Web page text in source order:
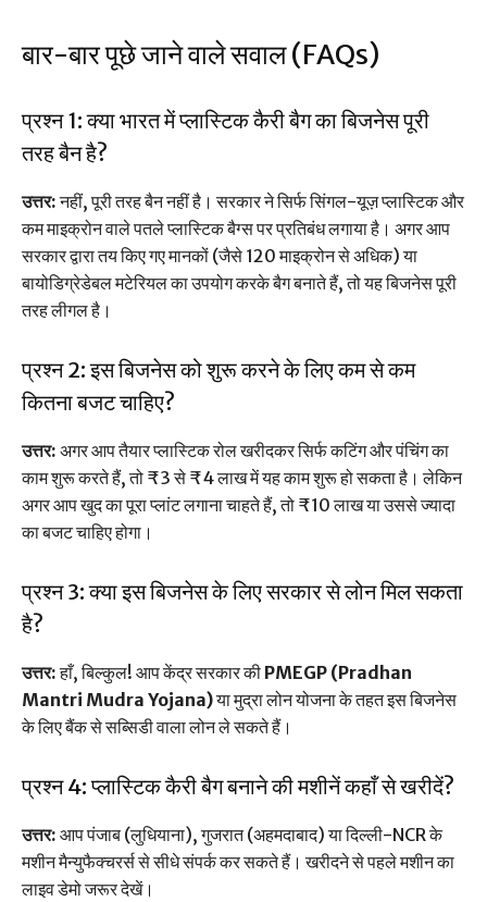
बार-बार पूछे जाने वाले सवाल (FAQs)
प्रश्न 1: क्या भारत में प्लास्टिक कैरी बैग का बिजनेस पूरी
तरह बैन है?
उत्तर:नहीं, पूरी तरह बैन नहीं है। सरकार ने सिर्फ सिंगल-यूज़ प्लास्टिक और
कम माइक्रोन वाले पतले प्लास्टिक बैग्स पर प्रतिबंध लगाया है। अगर आप
सरकार द्वारा तय किए गए मानकों (जैसे 120 माइक्रोन से अधिक) या
बायोडिग्रेडेबल मटेरियल का उपयोग करके बैग बनाते हैं, तो यह बिजनेस पूरी
तरह लीगल है।
प्रश्न 2: इस बिजनेस को शुरू करने के लिए कम से कम
कितना बजट चाहिए?
उत्तर: अगर आप तैयार प्लास्टिक रोल खरीदकर सिर्फ कटिंग और पंचिंग का
काम शुरू करते हैं, तो ₹3 से ₹4 लाख में यह काम शुरू हो सकता है। लेकिन
अगर आप खुद का पूरा प्लांट लगाना चाहते हैं, तो ₹10 लाख या उससे ज्यादा
का बजट चाहिए होगा।
प्रश्न 3: क्या इस बिजनेस के लिए सरकार से लोन मिल सकता
है?
उत्तर:हाँ, बिल्कुल! आप केंद्र सरकार की PMEGP (Pradhan
Mantri Mudra Yojana)या मुद्रा लोन योजना के तहत इस बिजनेस
के लिए बैंक से सब्सिडी वाला लोन ले सकते हैं।
प्रश्न 4: प्लास्टिक कैरी बैग बनाने की मशीनें कहाँ से खरीदें?
उत्तर: आप पंजाब (लुधियाना), गुजरात (अहमदाबाद) या दिल्ली-NCR के
मशीन मैन्युफैक्चरर्स से सीधे संपर्क कर सकते हैं। खरीदने से पहले मशीन का
लाइव डेमो जरूर देखें।